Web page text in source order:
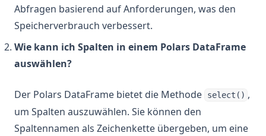
Abfragen basierend auf Anforderungen, was den
Speicherverbrauch verbessert.
Wie kann ich Spalten in einem Polars DataFrame
auswählen?
Der Polars DataFrame bietet die Methode select() ,
um Spalten auszuwählen. Sie können den
Spaltennamen als Zeichenkette übergeben, um eine